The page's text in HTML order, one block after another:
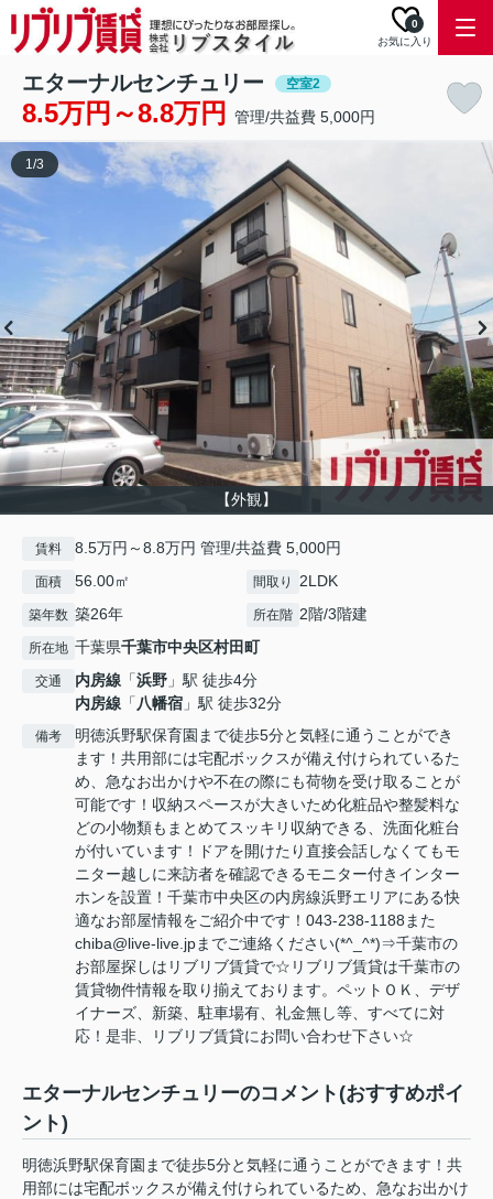
お気に入り
0
エターナルセンチュリー 空室2
8.5万円～8.8万円 管理/共益費 5,000円
【外観】
1/3
賃料 8.5万円～8.8万円 管理/共益費 5,000円
面積 56.00㎡ 間取り 2LDK
築年数 築26年 所在階 2階/3階建
所在地 千葉県千葉市中央区村田町
交通 内房線 「浜野 」駅 徒歩4分
内房線 「八幡宿 」駅 徒歩32分
備考
明徳浜野駅保育園まで徒歩5分と気軽に通うことができ
ます！共用部には宅配ボックスが備え付けられているた
め、急なお出かけや不在の際にも荷物を受け取ることが
可能です！収納スペースが大きいため化粧品や整髪料な
どの小物類もまとめてスッキリ収納できる、洗面化粧台
が付いています！ドアを開けたり直接会話しなくてもモ
ニター越しに来訪者を確認できるモニター付きインター
ホンを設置！千葉市中央区の内房線浜野エリアにある快
適なお部屋情報をご紹介中です！043-238-1188また
chiba@live-live.jpまでご連絡ください(*^_^*)⇒千葉市の
お部屋探しはリブリブ賃貸で☆リブリブ賃貸は千葉市の
賃貸物件情報を取り揃えております。ペットＯＫ、デザ
イナーズ、新築、駐車場有、礼金無し等、すべてに対
応！是非、リブリブ賃貸にお問い合わせ下さい☆
エターナルセンチュリーのコメント(おすすめポイ
ント)
明徳浜野駅保育園まで徒歩5分と気軽に通うことができます！共
用部には宅配ボックスが備え付けられているため、急なお出かけ